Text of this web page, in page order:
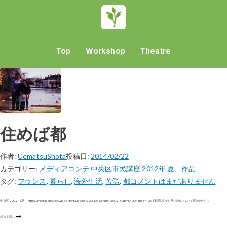
Top Workshop Theatre
住めば都
作者:UematsuShota投稿日: 2014/02/22
カテゴリー: メディアコンテ 中央区市民講座 2012年 夏
作品
タグ: フランス, 暮らし, 海外生活,苦労, 都コメントはまだありません
中央区 2012（夏） https://mediaconte.net/wp-content/uploads/2021/04/chuoh_2012_summer_004.mp4 住めば都 西村 なお子 将来について問われた […]
続きを読む